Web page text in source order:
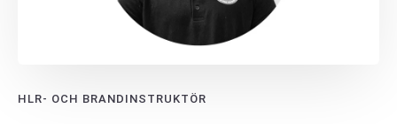
HLR- OCH BRANDINSTRUKTÖR